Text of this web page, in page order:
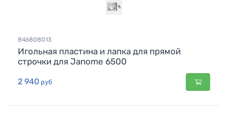
846808013
Игольная пластина и лапка для прямой
строчки для Janome 6500
2 940 руб